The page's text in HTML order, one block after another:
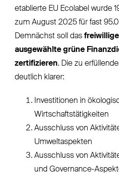
etablierte EU Ecolabel wurde
zum August 2025 für fast
Demnächst soll das
ausgewählte grüne
zertifizieren. Die zu
deutlich klarer:
Investitionen in
Wirtschaftstätigkeiten
Ausschluss von
Umweltaspekten
Ausschluss von
und Governance-